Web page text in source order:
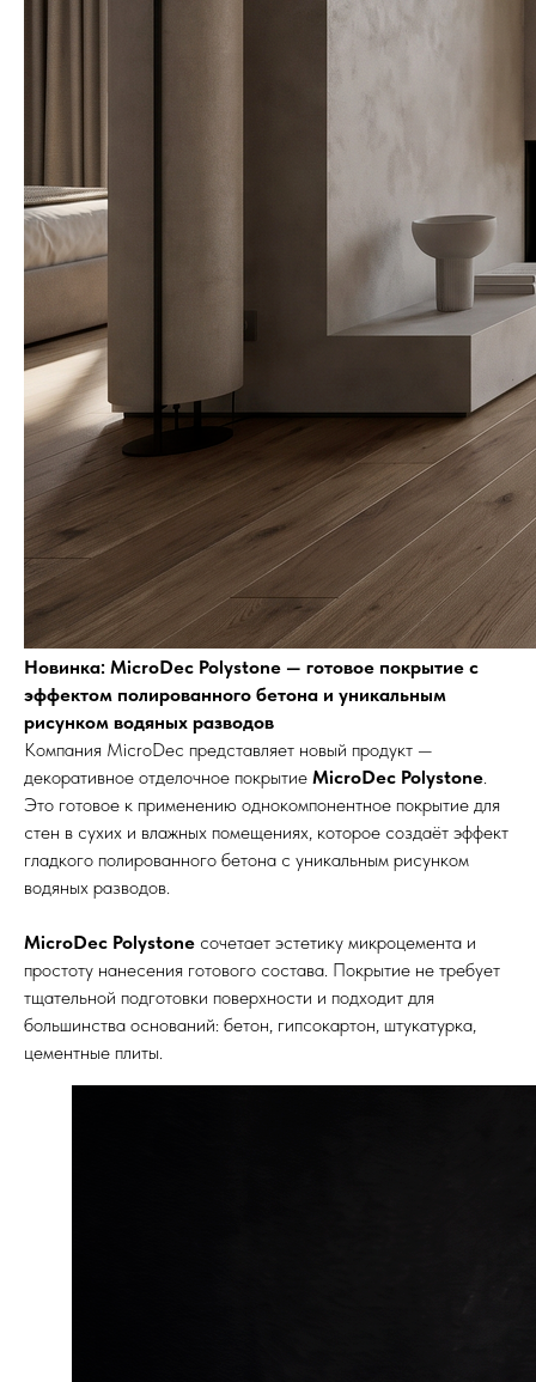
Новинка: MicroDec Polystone — готовое покрытие с
эффектом полированного бетона и уникальным
рисунком водяных разводов
Компания MicroDec представляет новый продукт —
декоративное отделочное покрытие MicroDec Polystone.
Это готовое к применению однокомпонентное покрытие для
стен в сухих и влажных помещениях, которое создаёт эффект
гладкого полированного бетона с уникальным рисунком
водяных разводов.
MicroDec Polystone сочетает эстетику микроцемента и
простоту нанесения готового состава. Покрытие не требует
тщательной подготовки поверхности и подходит для
большинства оснований: бетон, гипсокартон, штукатурка,
цементные плиты.